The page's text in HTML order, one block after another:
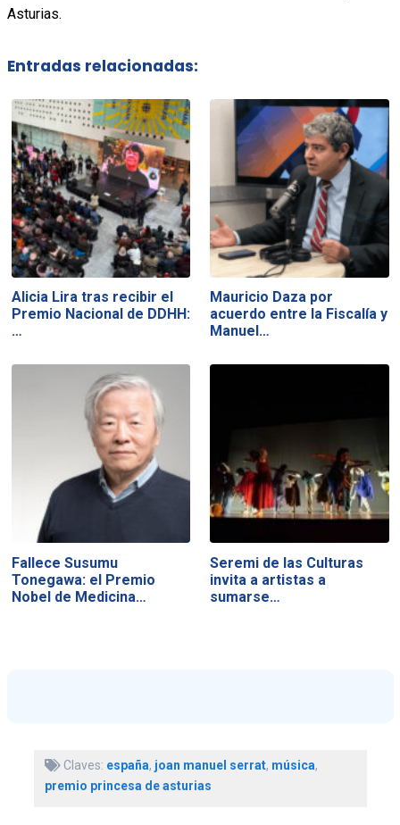
Asturias.
Entradas relacionadas:
Alicia Lira tras recibir el
Premio Nacional de DDHH:
…
Mauricio Daza por
acuerdo entre la Fiscalía y
Manuel…
Fallece Susumu
Tonegawa: el Premio
Nobel de Medicina…
Seremi de las Culturas
invita a artistas a
sumarse…
Claves: españa, joan manuel serrat, música,
premio princesa de asturias